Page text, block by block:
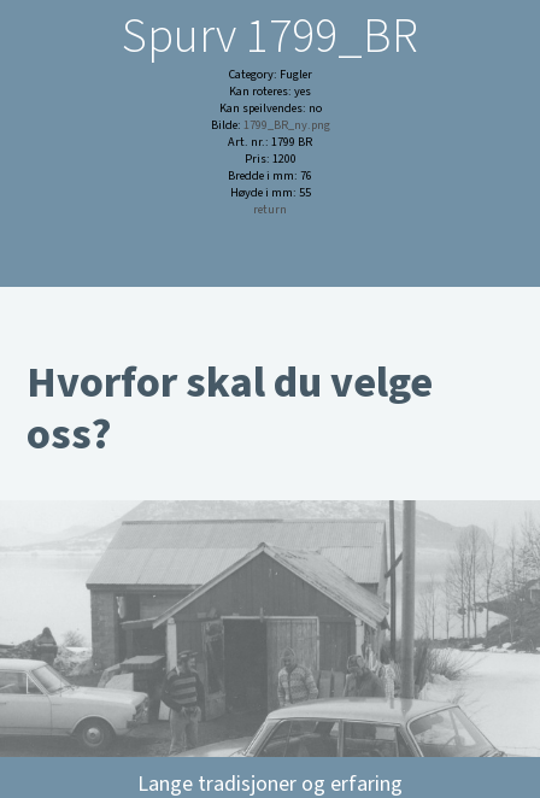
Spurv 1799_BR
Category: Fugler
Kan roteres: yes
Kan speilvendes: no
Bilde: 1799_BR_ny.png
Art. nr.: 1799 BR
Pris: 1200
Bredde i mm: 76
Høyde i mm: 55
return
Hvorfor skal du velge
oss?
Lange tradisjoner og erfaring